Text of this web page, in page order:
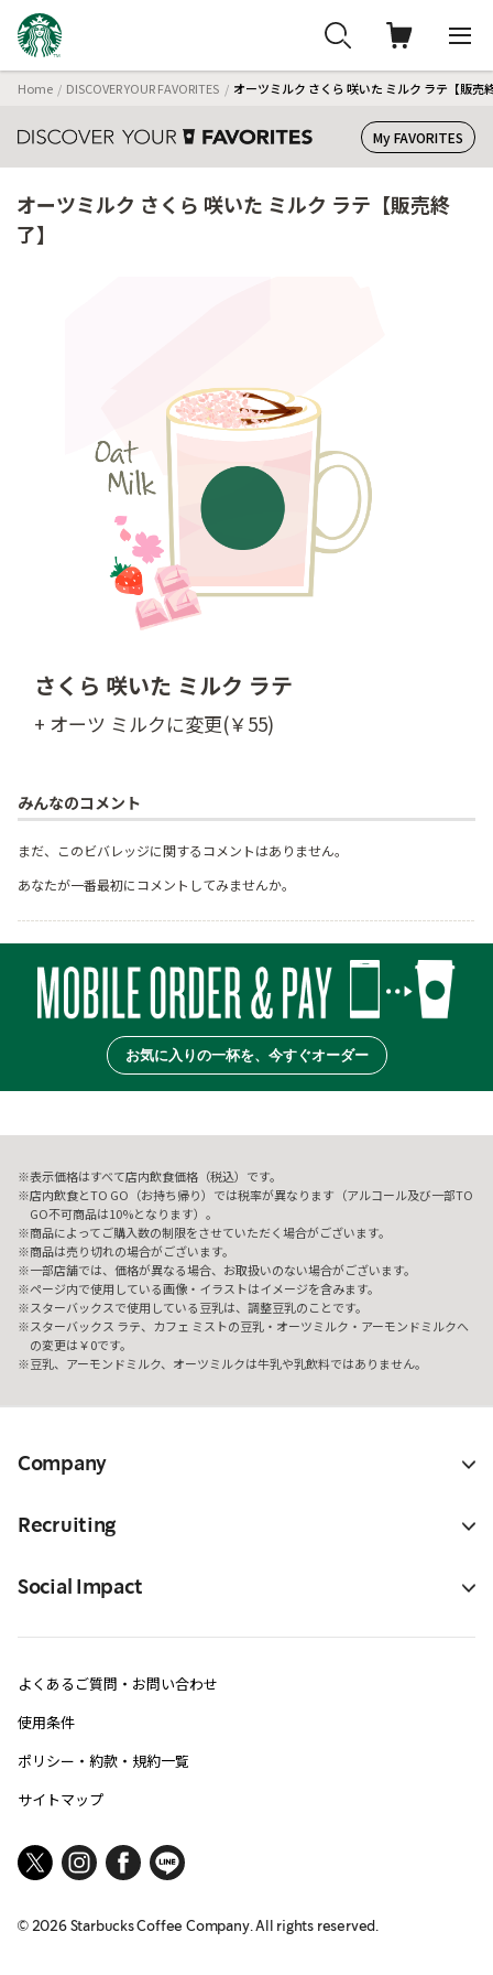
Home DISCOVER YOUR FAVORITES オーツミルク さくら 咲いた ミルク ラテ【販売
My FAVORITES
オーツミルク さくら 咲いた ミルク ラテ【販売終
了】
さくら 咲いた ミルク ラテ
+ オーツ ミルクに変更(￥55)
みんなのコメント
まだ、このビバレッジに関するコメントはありません。
あなたが一番最初にコメントしてみませんか。
お気に入りの一杯を、今すぐオーダー
表示価格はすべて店内飲食価格（税込）です。
店内飲食とTO GO（お持ち帰り）では税率が異なります（アルコール及び一部TO
GO不可商品は10%となります）。
商品によってご購入数の制限をさせていただく場合がございます。
商品は売り切れの場合がございます。
一部店舗では、価格が異なる場合、お取扱いのない場合がございます。
ページ内で使用している画像・イラストはイメージを含みます。
スターバックスで使用している豆乳は、調整豆乳のことです。
スターバックス ラテ、カフェ ミストの豆乳・オーツミルク・アーモンドミルクへ
の変更は￥0です。
豆乳、アーモンドミルク、オーツミルクは牛乳や乳飲料ではありません。
Company
Recruiting
Social Impact
よくあるご質問・お問い合わせ
使用条件
ポリシー・約款・規約一覧
サイトマップ
© 2026Starbucks Coffee Company. All rights reserved.